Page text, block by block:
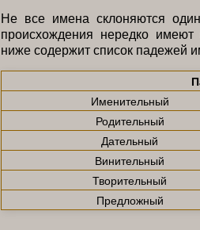
Не все имена склоняются
происхождения нередко
ниже содержит список падежей
Именительный
Родительный
Дательный
Винительный
Творительный
Предложный